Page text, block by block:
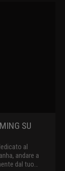
SU
al
andare a
dal tuo